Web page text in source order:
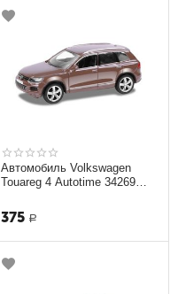
Автомобиль Volkswagen
Touareg 4 Autotime 34269
375 Р